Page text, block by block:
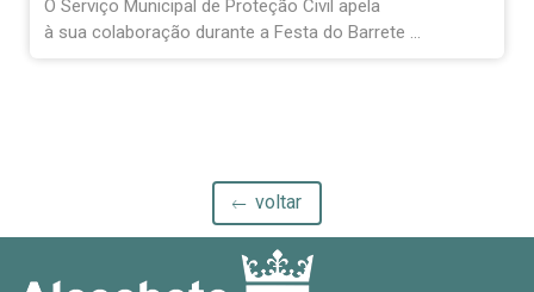
O Serviço Municipal de Proteção Civil apela
à sua colaboração durante a Festa do Barrete ...
voltar